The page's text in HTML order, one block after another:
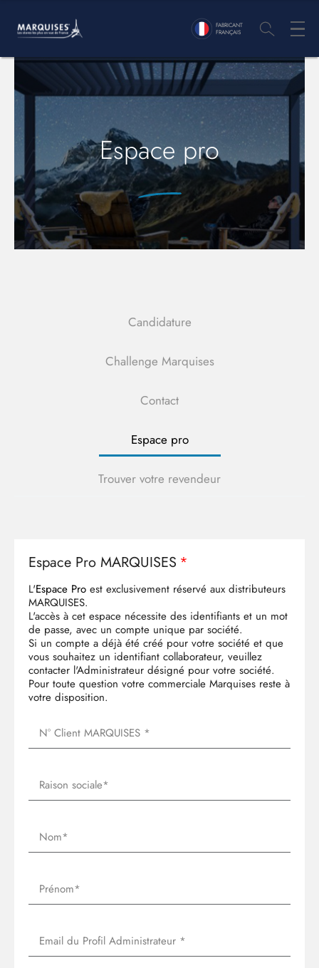
FABRICANT
FRANÇAIS
Espace pro
Candidature
Challenge Marquises
Contact
Espace pro
Trouver votre revendeur
Espace Pro MARQUISES
L'Espace Pro est exclusivement réservé aux distributeurs
MARQUISES.
L'accès à cet espace nécessite des identifiants et un mot
de passe, avec un compte unique par société.
Si un compte a déjà été créé pour votre société et que
vous souhaitez un identifiant collaborateur, veuillez
contacter l'Administrateur désigné pour votre société.
Pour toute question votre commerciale Marquises reste à
votre disposition.